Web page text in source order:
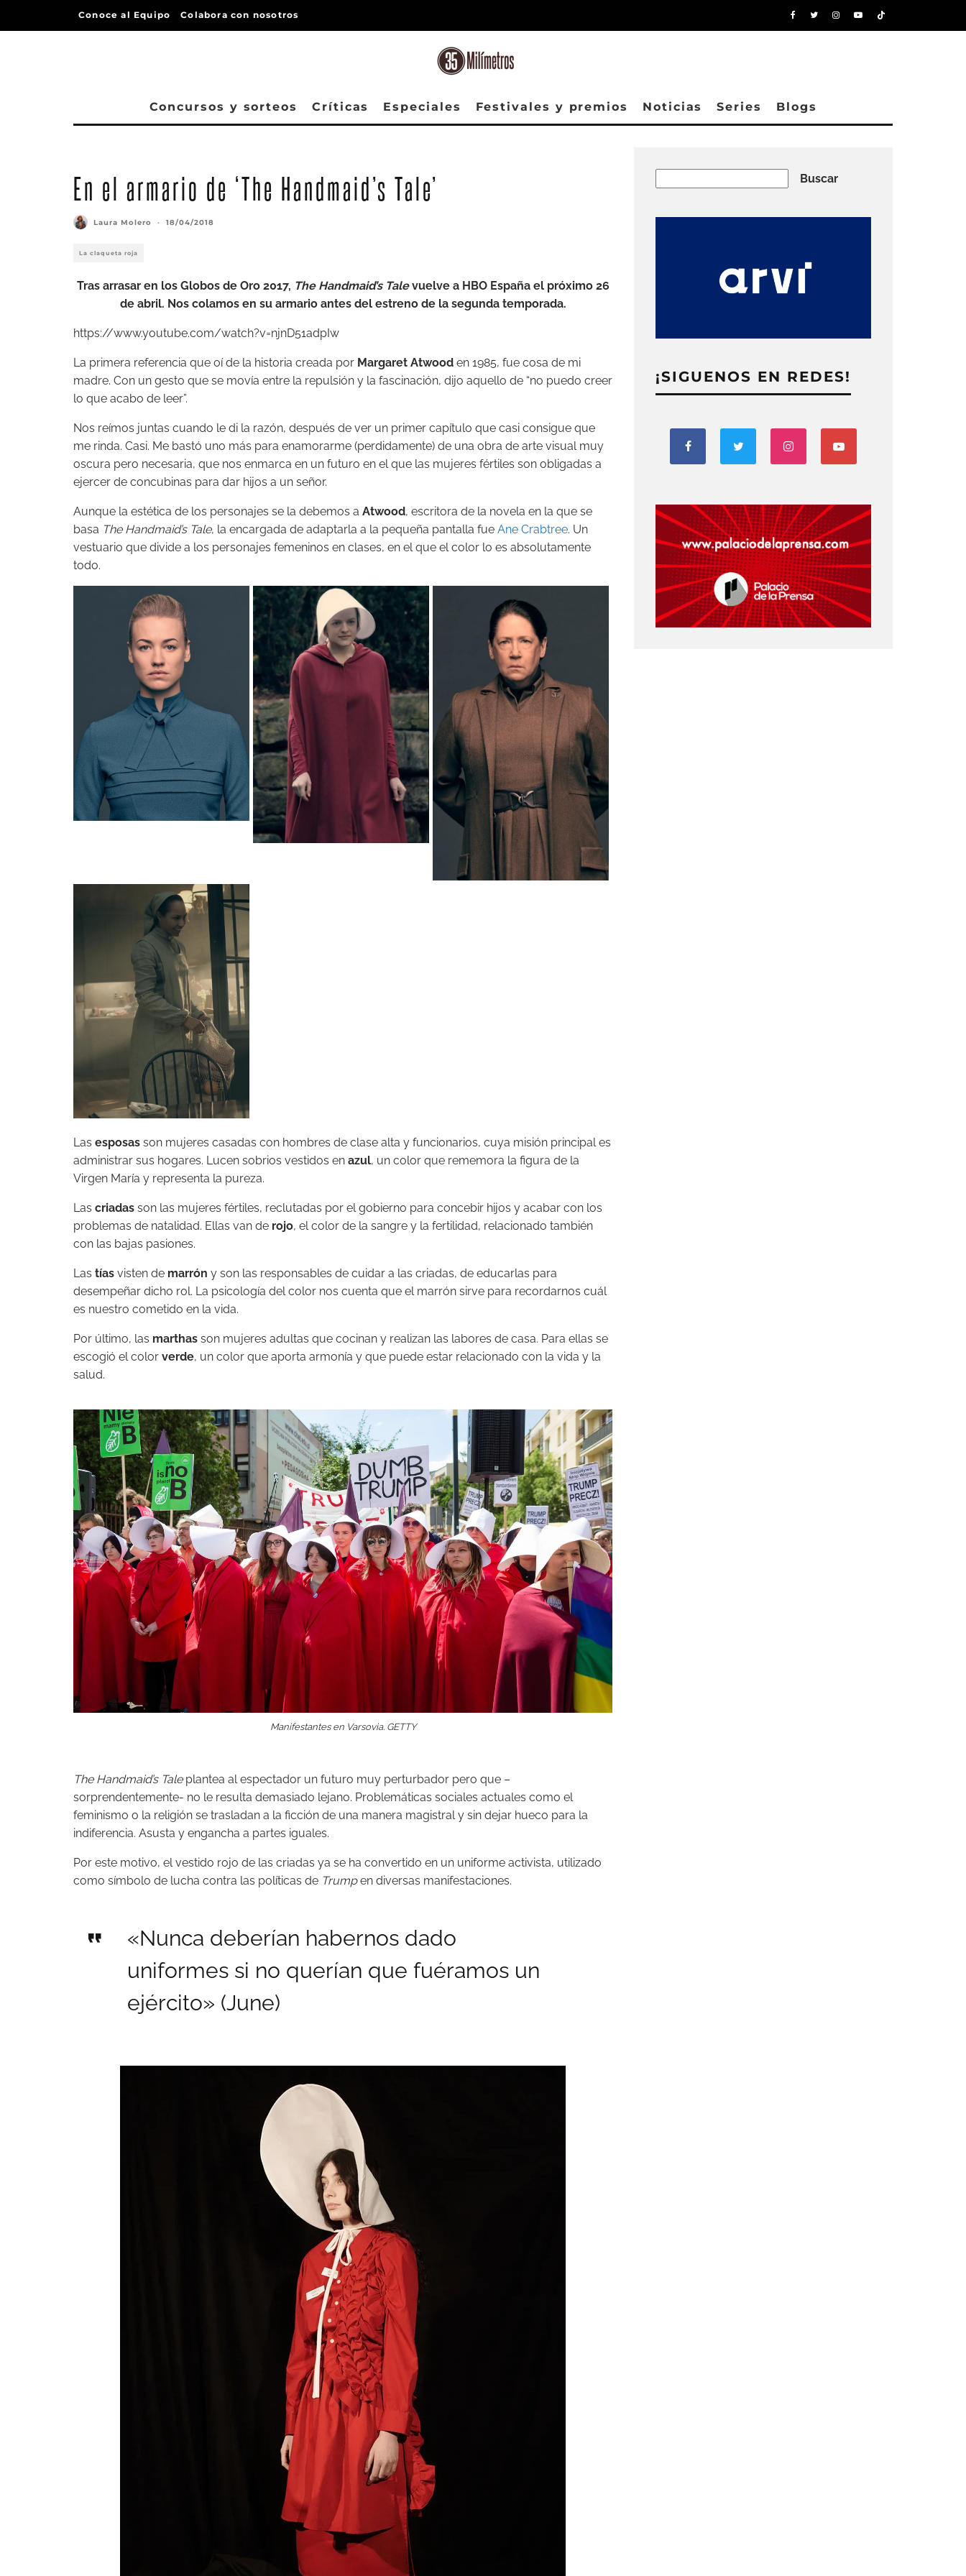
Conoce al Equipo Colabora con nosotros
Concursos y sorteos Críticas Especiales Festivales y premios Noticias Series Blogs
En el armario de ‘The Handmaid’s Tale’
Laura Molero · 18/04/2018
La claqueta roja
Tras arrasar en los Globos de Oro 2017, The Handmaid’s Talevuelve a HBO España el próximo 26
de abril. Nos colamos en su armario antes del estreno de la segunda temporada.
https://www.youtube.com/watch?v=njnD51adpIw
La primera referencia que oí de la historia creada por Margaret Atwood en 1985, fue cosa de mi
madre. Con un gesto que se movía entre la repulsión y la fascinación, dijo aquello de “no puedo creer
lo que acabo de leer”.
Nos reímos juntas cuando le di la razón, después de ver un primer capítulo que casi consigue que
me rinda. Casi. Me bastó uno más para enamorarme (perdidamente) de una obra de arte visual muy
oscura pero necesaria, que nos enmarca en un futuro en el que las mujeres fértiles son obligadas a
ejercer de concubinas para dar hijos a un señor.
Aunque la estética de los personajes se la debemos a Atwood, escritora de la novela en la que se
basa The Handmaid’s Tale, la encargada de adaptarla a la pequeña pantalla fue Ane Crabtree. Un
vestuario que divide a los personajes femeninos en clases, en el que el color lo es absolutamente
todo.
Las esposas son mujeres casadas con hombres de clase alta y funcionarios, cuya misión principal es
administrar sus hogares. Lucen sobrios vestidos en azul, un color que rememora la figura de la
Virgen María y representa la pureza.
Las criadas son las mujeres fértiles, reclutadas por el gobierno para concebir hijos y acabar con los
problemas de natalidad. Ellas van de rojo, el color de la sangre y la fertilidad, relacionado también
con las bajas pasiones.
Las tías visten de marrón y son las responsables de cuidar a las criadas, de educarlas para
desempeñar dicho rol. La psicología del color nos cuenta que el marrón sirve para recordarnos cuál
es nuestro cometido en la vida.
Por último, las marthas son mujeres adultas que cocinan y realizan las labores de casa. Para ellas se
escogió el color verde, un color que aporta armonía y que puede estar relacionado con la vida y la
salud.
Manifestantes en Varsovia. GETTY
The Handmaid’s Taleplantea al espectador un futuro muy perturbador pero que –
sorprendentemente- no le resulta demasiado lejano. Problemáticas sociales actuales como el
feminismo o la religión se trasladan a la ficción de una manera magistral y sin dejar hueco para la
indiferencia. Asusta y engancha a partes iguales.
Por este motivo, el vestido rojo de las criadas ya se ha convertido en un uniforme activista, utilizado
como símbolo de lucha contra las políticas de Trumpen diversas manifestaciones.
«Nunca deberían habernos dado
uniformes si no querían que fuéramos un
ejército» (June)
Buscar
¡SIGUENOS EN REDES!